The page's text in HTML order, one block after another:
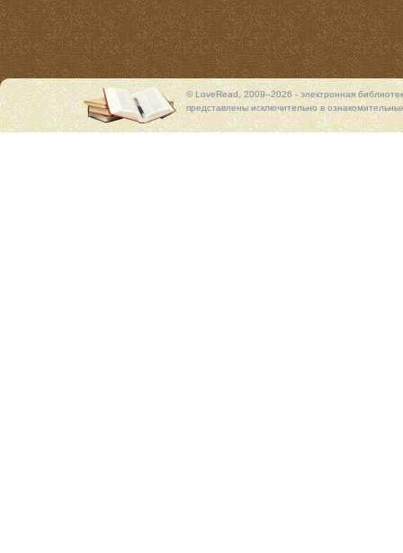
© LoveRead, 2009–2026 - электронная
представлены исключительно в